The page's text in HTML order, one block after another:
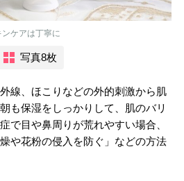
ケアは丁寧に
写真8枚
線、ほこりなどの外的刺激から肌
も保湿をしっかりして、肌のバリ
で目や鼻周りが荒れやすい場合、
や花粉の侵入を防ぐ」などの方法